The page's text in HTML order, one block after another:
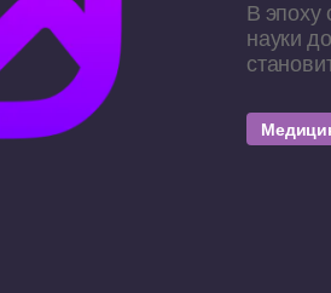
В эпоху
науки